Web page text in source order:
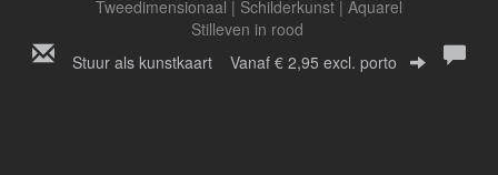
Tweedimensionaal | Schilderkunst | Aquarel
Stilleven in rood
Stuur als kunstkaart Vanaf € 2,95 excl. porto